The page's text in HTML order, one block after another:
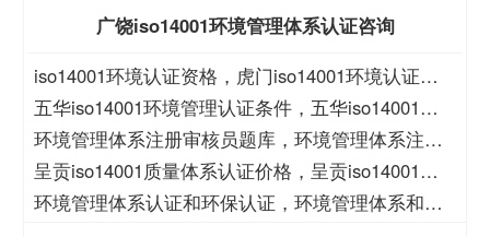
广饶iso14001环境管理体系认证咨询
iso14001环境认证资格，虎门iso14001环境认证资
格
五华iso14001环境管理认证条件，五华iso14001环
境管理认证价格
环境管理体系注册审核员题库，环境管理体系注册
审核员考试题库
呈贡iso14001质量体系认证价格，呈贡iso14001质
量体系认证
环境管理体系认证和环保认证，环境管理体系和环